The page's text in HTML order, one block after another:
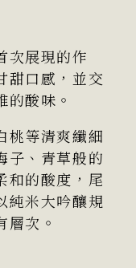
次展現的作
甜口感，並交
酸味。
桃等清爽纖細
子、青草般的
和的酸度，尾
純米大吟釀規
層次。